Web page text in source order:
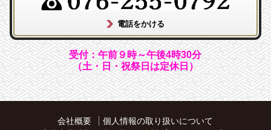
受付：午前９時～午後4時30分
（土・日・祝祭日は定休日）
会社概要
個人情報の取り扱いについて